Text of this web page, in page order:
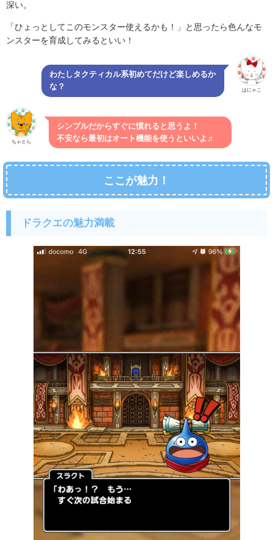
深い。
「ひょっとしてこのモンスター使えるかも！」と思ったら色んなモ
ンスターを育成してみるといい！
はにゃこ
わたしタクティカル系初めてだけど楽しめるか
な？
ちゃとら
シンプルだからすぐに慣れると思うよ！
不安なら最初はオート機能を使うといいよ♬
ここが魅力！
ドラクエの魅力満載